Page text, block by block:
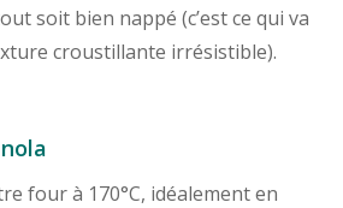
soit bien nappé (c’est ce qui va
croustillante irrésistible).
four à 170°C, idéalement en